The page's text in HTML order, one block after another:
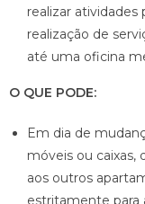
realizar atividades
realização de
até uma oficina
O QUE PODE:
Em dia de
móveis ou caixas,
aos outros
estritamente para